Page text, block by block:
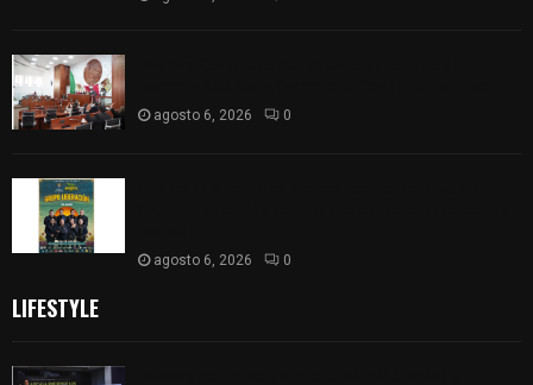
agosto 6, 2026 0
agosto 6, 2026 0
LIFESTYLE